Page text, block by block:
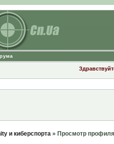
и киберспорта» Просмотр профиля